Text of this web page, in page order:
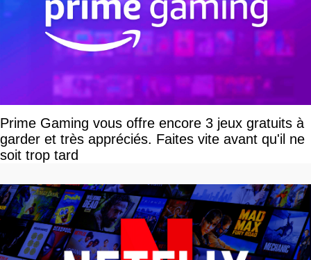
Prime Gaming vous offre encore 3 jeux gratuits à
garder et très appréciés. Faites vite avant qu'il ne
soit trop tard